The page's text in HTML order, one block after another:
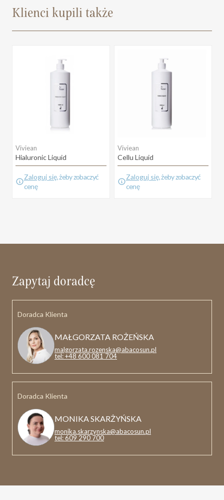
Klienci kupili także
Viviean
Hialuronic Liquid
Zaloguj się, żeby zobaczyć
cenę
Viviean
Cellu Liquid
Zaloguj się, żeby zobaczyć
cenę
Zapytaj doradcę
Doradca Klienta
MAŁGORZATA ROŻEŃSKA
malgorzata.rozenska@abacosun.pl
tel: +48 600 081 704
Doradca Klienta
MONIKA SKARŻYŃSKA
monika.skarzynska@abacosun.pl
tel: 609 290 700